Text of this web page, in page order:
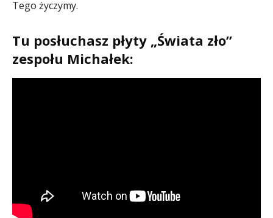
Tego życzymy.
Tu posłuchasz płyty „Świata zło”
zespołu Michałek: